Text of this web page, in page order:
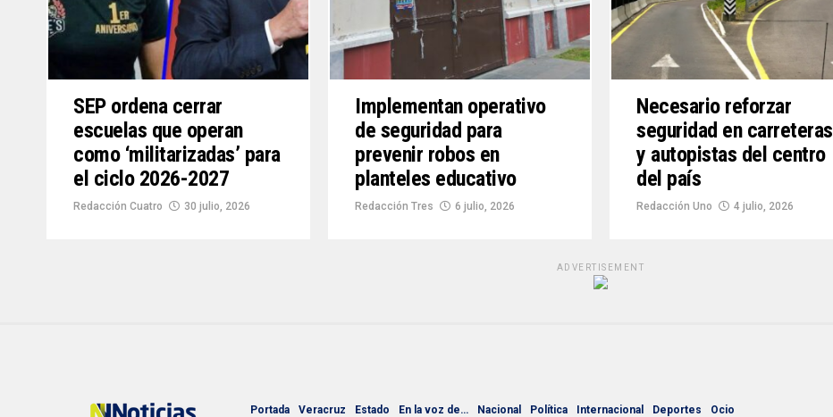
SEP ordena cerrar
escuelas que operan
como ‘militarizadas’ para
el ciclo 2026-2027
Redacción Cuatro 30 julio, 2026
Implementan operativo
de seguridad para
prevenir robos en
planteles educativo
Redacción Tres 6 julio, 2026
Necesario reforzar
seguridad en carreteras
y autopistas del centro
del país
Redacción Uno 4 julio, 2026
ADVERTISEMENT
Portada Veracruz Estado En la voz de… Nacional Política Internacional Deportes Ocio